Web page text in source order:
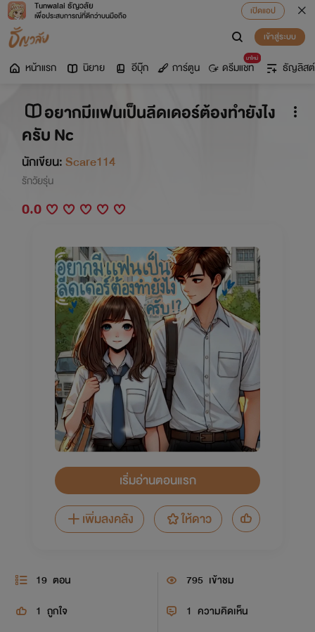
Tunwalai ธัญวลัย
เพื่อประสบการณ์ที่ดีกว่าบนมือถือ
เปิดแอป
เข้าสู่ระบบ
หน้าแรก นิยาย อีบุ๊ก การ์ตูน
มาใหม่
ดรีมแชท ธัญลิสต์
อยากมีเเฟนเป็นลีดเดอร์ต้องทำยังไง
ครับ Nc
นักเขียน:Scare114
รักวัยรุ่น
0.0
เริ่มอ่านตอนแรก
เพิ่มลงคลัง
ให้ดาว
19 ตอน 795 เข้าชม
1 ถูกใจ 1 ความคิดเห็น